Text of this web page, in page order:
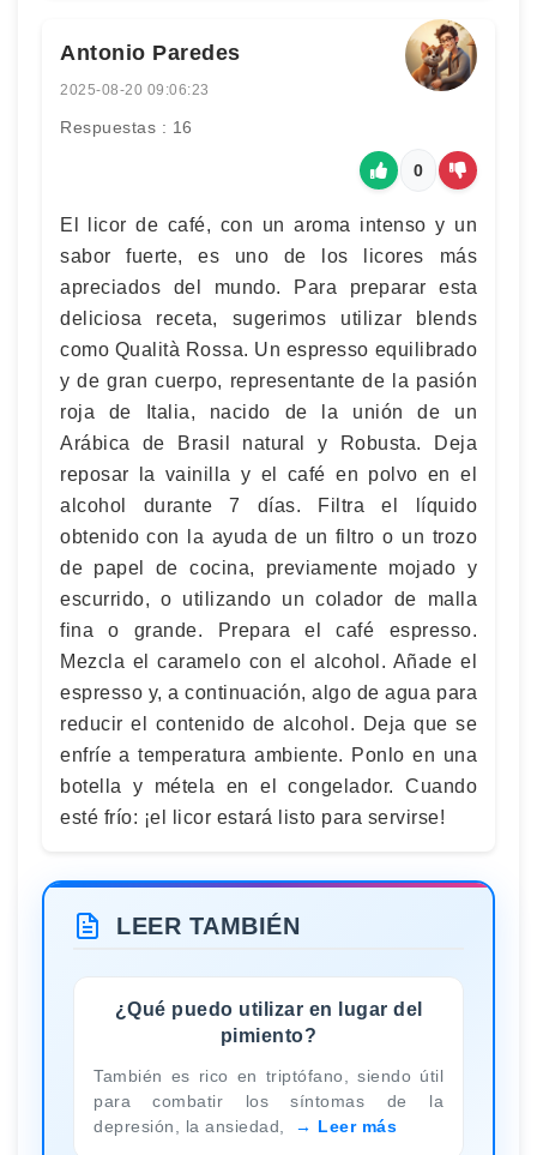
Antonio Paredes
2025-08-20 09:06:23
Respuestas : 16
0
El licor de café, con un aroma intenso y un
sabor fuerte, es uno de los licores más
apreciados del mundo. Para preparar esta
deliciosa receta, sugerimos utilizar blends
como Qualità Rossa. Un espresso equilibrado
y de gran cuerpo, representante de la pasión
roja de Italia, nacido de la unión de un
Arábica de Brasil natural y Robusta. Deja
reposar la vainilla y el café en polvo en el
alcohol durante 7 días. Filtra el líquido
obtenido con la ayuda de un filtro o un trozo
de papel de cocina, previamente mojado y
escurrido, o utilizando un colador de malla
fina o grande. Prepara el café espresso.
Mezcla el caramelo con el alcohol. Añade el
espresso y, a continuación, algo de agua para
reducir el contenido de alcohol. Deja que se
enfríe a temperatura ambiente. Ponlo en una
botella y métela en el congelador. Cuando
esté frío: ¡el licor estará listo para servirse!
LEER TAMBIÉN
¿Qué puedo utilizar en lugar del
pimiento?
También es rico en triptófano, siendo útil
para combatir los síntomas de la
depresión, la ansiedad,
Leer más